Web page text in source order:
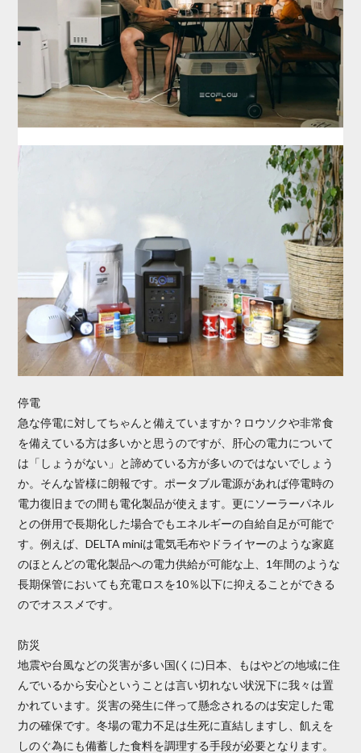
停電
急な停電に対してちゃんと備えていますか？ロウソクや非常食
を備えている方は多いかと思うのですが、肝心の電力について
は「しょうがない」と諦めている方が多いのではないでしょう
か。そんな皆様に朗報です。ポータブル電源があれば停電時の
電力復旧までの間も電化製品が使えます。更にソーラーパネル
との併用で長期化した場合でもエネルギーの自給自足が可能で
す。例えば、DELTA miniは電気毛布やドライヤーのような家庭
のほとんどの電化製品への電力供給が可能な上、1年間のような
長期保管においても充電ロスを10％以下に抑えることができる
のでオススメです。
防災
地震や台風などの災害が多い国(くに)日本、もはやどの地域に住
んでいるから安心ということは言い切れない状況下に我々は置
かれています。災害の発生に伴って懸念されるのは安定した電
力の確保です。冬場の電力不足は生死に直結しますし、飢えを
しのぐ為にも備蓄した食料を調理する手段が必要となります。